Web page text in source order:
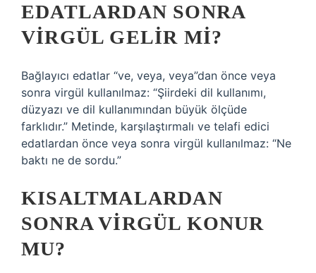
EDATLARDAN SONRA
VIRGÜL GELIR MI?
Bağlayıcı edatlar “ve, veya, veya”dan önce veya
sonra virgül kullanılmaz: “Şiirdeki dil kullanımı,
düzyazı ve dil kullanımından büyük ölçüde
farklıdır.” Metinde, karşılaştırmalı ve telafi edici
edatlardan önce veya sonra virgül kullanılmaz: “Ne
baktı ne de sordu.”
KISALTMALARDAN
SONRA VIRGÜL KONUR
MU?